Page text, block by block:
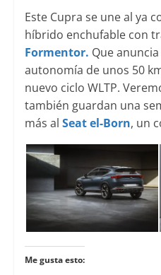
Este Cupra se une al ya
híbrido enchufable con
Formentor. Que
autonomía de unos 50
nuevo ciclo WLTP.
también guardan una
más al Seat el-Born, un
Me gusta esto: